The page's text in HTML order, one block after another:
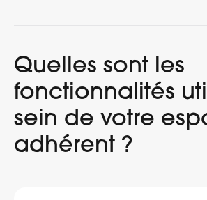
Quelles sont les
fonctionnalités
sein de votre
adhérent ?